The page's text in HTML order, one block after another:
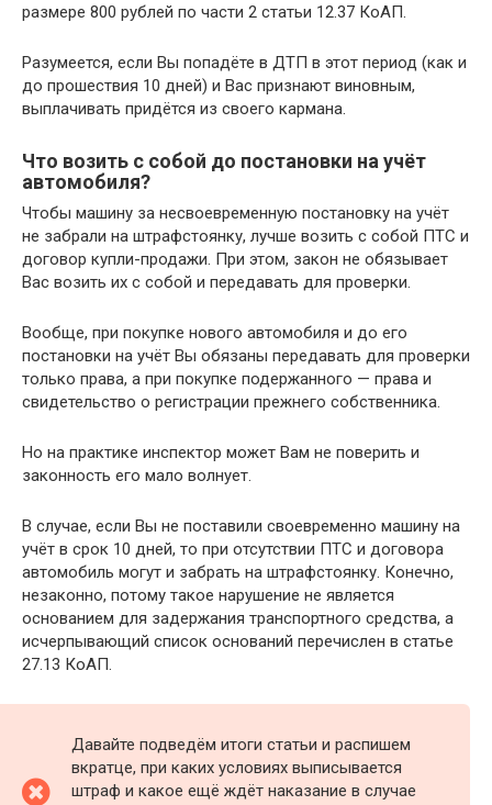
размере 800 рублей по части 2 статьи 12.37 КоАП.
Разумеется, если Вы попадёте в ДТП в этот период (как и
до прошествия 10 дней) и Вас признают виновным,
выплачивать придётся из своего кармана.
Что возить с собой до постановки на учёт
автомобиля?
Чтобы машину за несвоевременную постановку на учёт
не забрали на штрафстоянку, лучше возить с собой ПТС и
договор купли-продажи. При этом, закон не обязывает
Вас возить их с собой и передавать для проверки.
Вообще, при покупке нового автомобиля и до его
постановки на учёт Вы обязаны передавать для проверки
только права, а при покупке подержанного — права и
свидетельство о регистрации прежнего собственника.
Но на практике инспектор может Вам не поверить и
законность его мало волнует.
В случае, если Вы не поставили своевременно машину на
учёт в срок 10 дней, то при отсутствии ПТС и договора
автомобиль могут и забрать на штрафстоянку. Конечно,
незаконно, потому такое нарушение не является
основанием для задержания транспортного средства, а
исчерпывающий список оснований перечислен в статье
27.13 КоАП.
Давайте подведём итоги статьи и распишем
вкратце, при каких условиях выписывается
штраф и какое ещё ждёт наказание в случае